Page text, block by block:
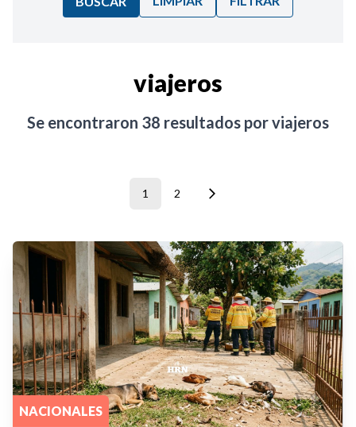
viajeros
Se encontraron 38 resultados porviajeros
1 2
NACIONALES